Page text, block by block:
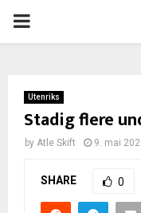
PRIMARY
Utenriks
Stadig flere
by Atle Skift 9. mai
SHARE 0